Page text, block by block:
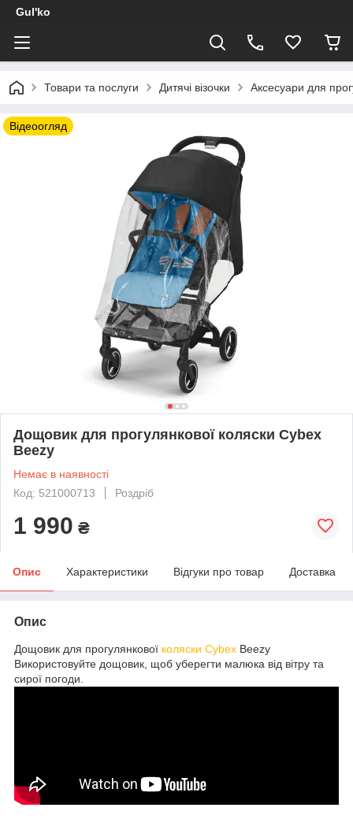
Gul'ko
Товари та послуги Дитячі візочки Аксесуари для
Відеоогляд
Дощовик для прогулянкової коляски Cybex
Beezy
Немає в наявності
Код: 521000713
Роздріб
1 990 ₴
Опис Характеристики Відгуки про товар Доставка
Опис
Дощовик для прогулянкової коляски Cybex Beezy
Використовуйте дощовик, щоб уберегти малюка від вітру та
сирої погоди.